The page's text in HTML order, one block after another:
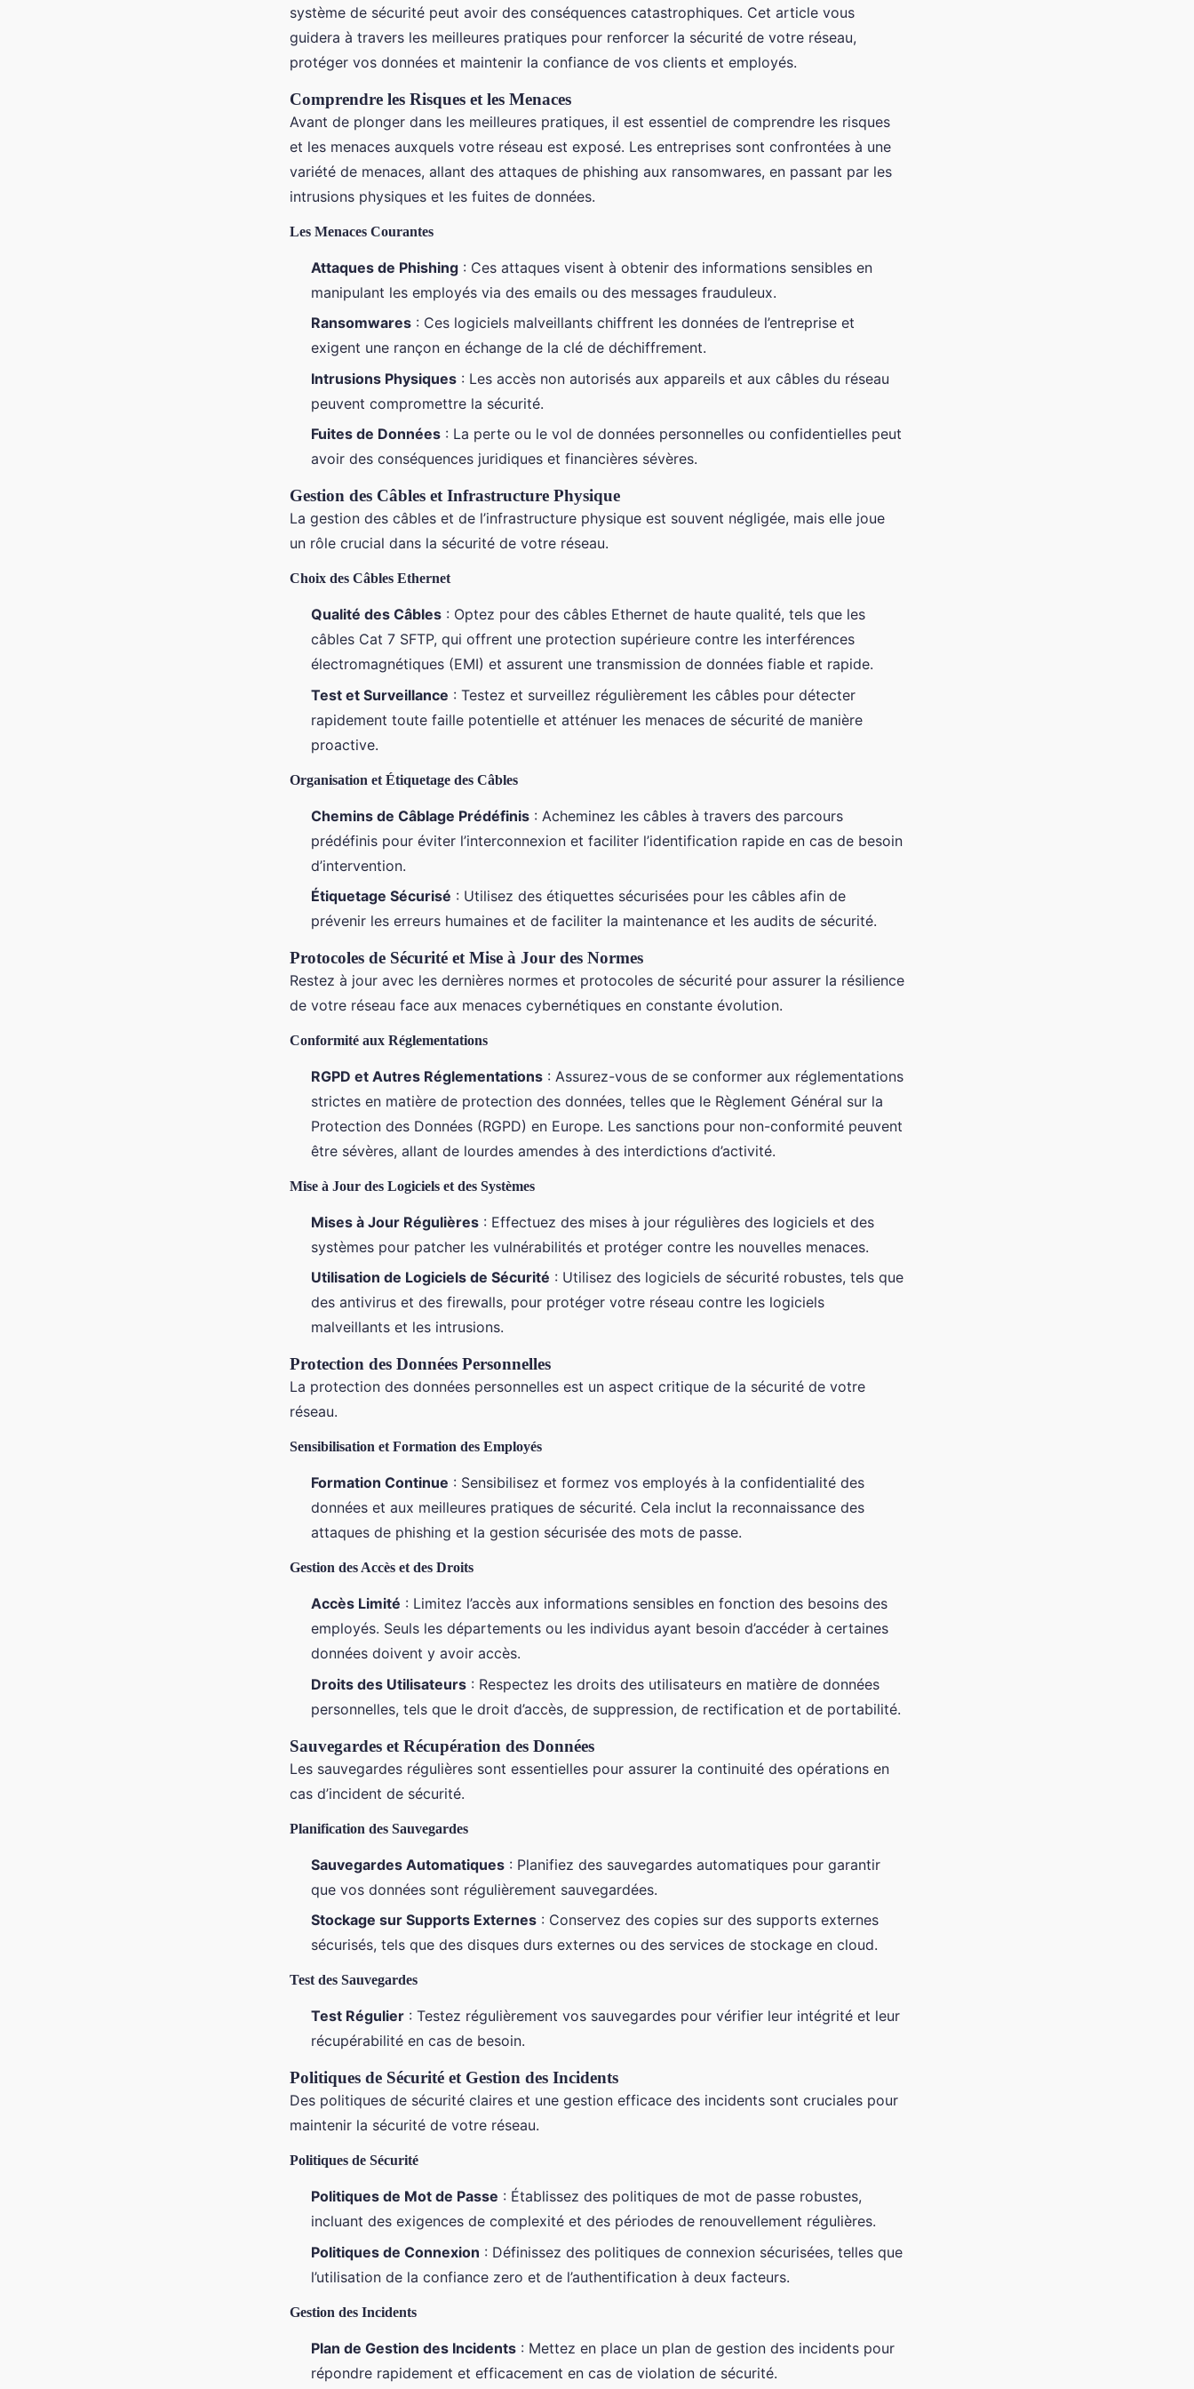
système de sécurité peut avoir des conséquences catastrophiques. Cet article vous
guidera à travers les meilleures pratiques pour renforcer la sécurité de votre réseau,
protéger vos données et maintenir la confiance de vos clients et employés.
Comprendre les Risques et les Menaces
Avant de plonger dans les meilleures pratiques, il est essentiel de comprendre les risques
et les menaces auxquels votre réseau est exposé. Les entreprises sont confrontées à une
variété de menaces, allant des attaques de phishing aux ransomwares, en passant par les
intrusions physiques et les fuites de données.
Les Menaces Courantes
Attaques de Phishing : Ces attaques visent à obtenir des informations sensibles en
manipulant les employés via des emails ou des messages frauduleux.
Ransomwares : Ces logiciels malveillants chiffrent les données de l’entreprise et
exigent une rançon en échange de la clé de déchiffrement.
Intrusions Physiques : Les accès non autorisés aux appareils et aux câbles du réseau
peuvent compromettre la sécurité.
Fuites de Données : La perte ou le vol de données personnelles ou confidentielles peut
avoir des conséquences juridiques et financières sévères.
Gestion des Câbles et Infrastructure Physique
La gestion des câbles et de l’infrastructure physique est souvent négligée, mais elle joue
un rôle crucial dans la sécurité de votre réseau.
Choix des Câbles Ethernet
Qualité des Câbles : Optez pour des câbles Ethernet de haute qualité, tels que les
câbles Cat 7 SFTP, qui offrent une protection supérieure contre les interférences
électromagnétiques (EMI) et assurent une transmission de données fiable et rapide.
Test et Surveillance : Testez et surveillez régulièrement les câbles pour détecter
rapidement toute faille potentielle et atténuer les menaces de sécurité de manière
proactive.
Organisation et Étiquetage des Câbles
Chemins de Câblage Prédéfinis : Acheminez les câbles à travers des parcours
prédéfinis pour éviter l’interconnexion et faciliter l’identification rapide en cas de besoin
d’intervention.
Étiquetage Sécurisé : Utilisez des étiquettes sécurisées pour les câbles afin de
prévenir les erreurs humaines et de faciliter la maintenance et les audits de sécurité.
Protocoles de Sécurité et Mise à Jour des Normes
Restez à jour avec les dernières normes et protocoles de sécurité pour assurer la résilience
de votre réseau face aux menaces cybernétiques en constante évolution.
Conformité aux Réglementations
RGPD et Autres Réglementations : Assurez-vous de se conformer aux réglementations
strictes en matière de protection des données, telles que le Règlement Général sur la
Protection des Données (RGPD) en Europe. Les sanctions pour non-conformité peuvent
être sévères, allant de lourdes amendes à des interdictions d’activité.
Mise à Jour des Logiciels et des Systèmes
Mises à Jour Régulières : Effectuez des mises à jour régulières des logiciels et des
systèmes pour patcher les vulnérabilités et protéger contre les nouvelles menaces.
Utilisation de Logiciels de Sécurité : Utilisez des logiciels de sécurité robustes, tels que
des antivirus et des firewalls, pour protéger votre réseau contre les logiciels
malveillants et les intrusions.
Protection des Données Personnelles
La protection des données personnelles est un aspect critique de la sécurité de votre
réseau.
Sensibilisation et Formation des Employés
Formation Continue : Sensibilisez et formez vos employés à la confidentialité des
données et aux meilleures pratiques de sécurité. Cela inclut la reconnaissance des
attaques de phishing et la gestion sécurisée des mots de passe.
Gestion des Accès et des Droits
Accès Limité : Limitez l’accès aux informations sensibles en fonction des besoins des
employés. Seuls les départements ou les individus ayant besoin d’accéder à certaines
données doivent y avoir accès.
Droits des Utilisateurs : Respectez les droits des utilisateurs en matière de données
personnelles, tels que le droit d’accès, de suppression, de rectification et de portabilité.
Sauvegardes et Récupération des Données
Les sauvegardes régulières sont essentielles pour assurer la continuité des opérations en
cas d’incident de sécurité.
Planification des Sauvegardes
Sauvegardes Automatiques : Planifiez des sauvegardes automatiques pour garantir
que vos données sont régulièrement sauvegardées.
Stockage sur Supports Externes : Conservez des copies sur des supports externes
sécurisés, tels que des disques durs externes ou des services de stockage en cloud.
Test des Sauvegardes
Test Régulier : Testez régulièrement vos sauvegardes pour vérifier leur intégrité et leur
récupérabilité en cas de besoin.
Politiques de Sécurité et Gestion des Incidents
Des politiques de sécurité claires et une gestion efficace des incidents sont cruciales pour
maintenir la sécurité de votre réseau.
Politiques de Sécurité
Politiques de Mot de Passe : Établissez des politiques de mot de passe robustes,
incluant des exigences de complexité et des périodes de renouvellement régulières.
Politiques de Connexion : Définissez des politiques de connexion sécurisées, telles que
l’utilisation de la confiance zero et de l’authentification à deux facteurs.
Gestion des Incidents
Plan de Gestion des Incidents : Mettez en place un plan de gestion des incidents pour
répondre rapidement et efficacement en cas de violation de sécurité.